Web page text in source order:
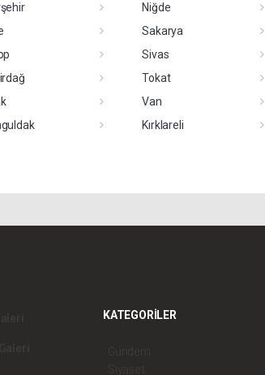
Niğde
Sakarya
Sivas
Tokat
Van
Kırklareli
KATEGORİLER